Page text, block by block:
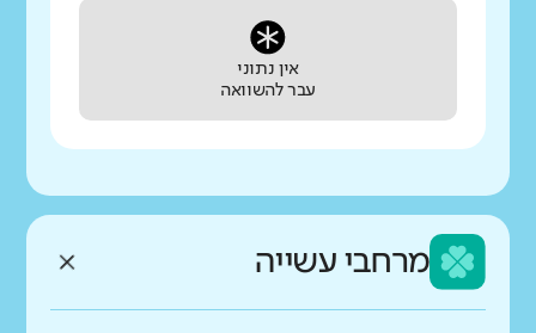
אין נתוני
עבר להשוואה
מרחבי עשייה